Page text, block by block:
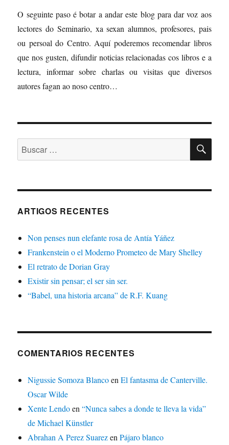
O seguinte paso é botar a andar este blog para dar voz aos
lectores do Seminario, xa sexan alumnos, profesores, pais
ou persoal do Centro. Aquí poderemos recomendar libros
que nos gusten, difundir noticias relacionadas cos libros e a
lectura, informar sobre charlas ou visitas que diversos
autores fagan ao noso centro…
Buscar:
ARTIGOS RECENTES
Non penses nun elefante rosa de Antía Yáñez
Frankenstein o el Moderno Prometeo de Mary Shelley
El retrato de Dorian Gray
Existir sin pensar; el ser sin ser.
“Babel, una historia arcana” de R.F. Kuang
COMENTARIOS RECENTES
Nigussie Somoza BlancoenEl fantasma de Canterville.
Oscar Wilde
Xente Lendoen“Nunca sabes a donde te lleva la vida”
de Michael Künstler
Abrahan A Perez SuarezenPájaro blanco